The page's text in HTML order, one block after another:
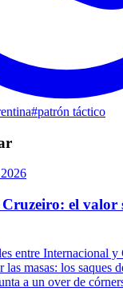
#patrón táctico
el valor
entre Internacional y
masas: los saques
a un over de